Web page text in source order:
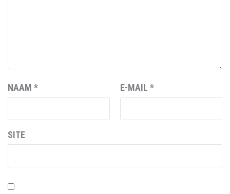
NAAM * E-MAIL *
SITE